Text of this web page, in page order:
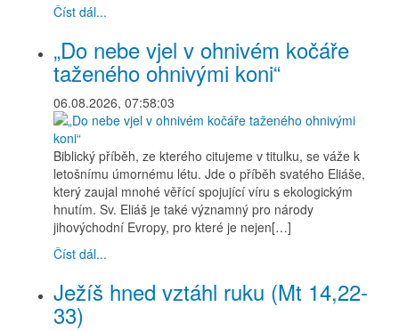
Číst dál...
„Do nebe vjel v ohnivém kočáře
taženého ohnivými koni“
06.08.2026, 07:58:03
Biblický příběh, ze kterého citujeme v titulku, se váže k
letošnímu úmornému létu. Jde o příběh svatého Eliáše,
který zaujal mnohé věřící spojující víru s ekologickým
hnutím. Sv. Eliáš je také významný pro národy
jihovýchodní Evropy, pro které je nejen[…]
Číst dál...
Ježíš hned vztáhl ruku (Mt 14,22-
33)